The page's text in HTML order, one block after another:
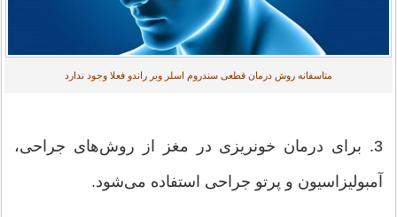
متاسفانه روش درمان قطعی سندروم اسلر وبر راندو فعلا وجود ندارد
3. برای درمان خونریزی در مغز از روش‌های جراحی،
آمبولیزاسیون و پرتو جراحی استفاده می‌شود.